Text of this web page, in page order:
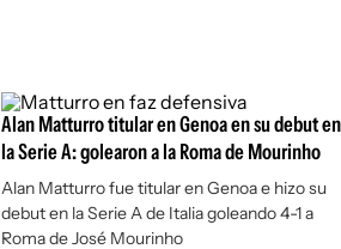
Alan Matturro titular en Genoa en su debut en
la Serie A: golearon a la Roma de Mourinho
Alan Matturro fue titular en Genoa e hizo su
debut en la Serie A de Italia goleando 4-1 a
Roma de José Mourinho